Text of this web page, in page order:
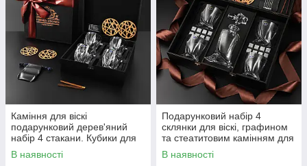
Каміння для віскі
подарунковий дерев'яний
набір 4 стакани. Кубики для
охолодження віскі 4 склянки
Bohemia Quadro
В наявності
Подарунковий набір 4
склянки для віскі, графином
та стеатитовим камінням для
охолодження віскі. 4 шт.
склянок Bohemia Quadro 340
В наявності